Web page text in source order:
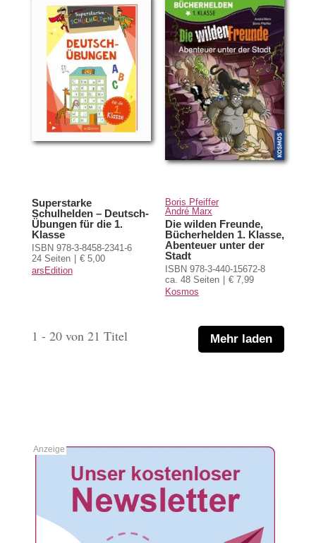
Superstarke
Schulhelden – Deutsch-
Übungen für die 1.
Klasse
ISBN 978-3-8458-2341-6
24 Seiten
€ 5,00
arsEdition
Boris Pfeiffer
André Marx
Die wilden Freunde,
Bücherhelden 1. Klasse,
Abenteuer unter der
Stadt
ISBN 978-3-440-15672-8
ca. 48 Seiten
€ 7,99
Kosmos
1 - 20 von 21 Titel Mehr laden